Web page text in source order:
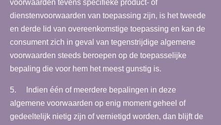
voorwaarden tevens specifieke product- of
dienstenvoorwaarden van toepassing zijn, is het tweede
en derde lid van overeenkomstige toepassing en kan de
consument zich in geval van tegenstrijdige algemene
voorwaarden steeds beroepen op de toepasselijke
bepaling die voor hem het meest gunstig is.
5. Indien één of meerdere bepalingen in deze
algemene voorwaarden op enig moment geheel of
gedeeltelijk nietig zijn of vernietigd worden, dan blijft de